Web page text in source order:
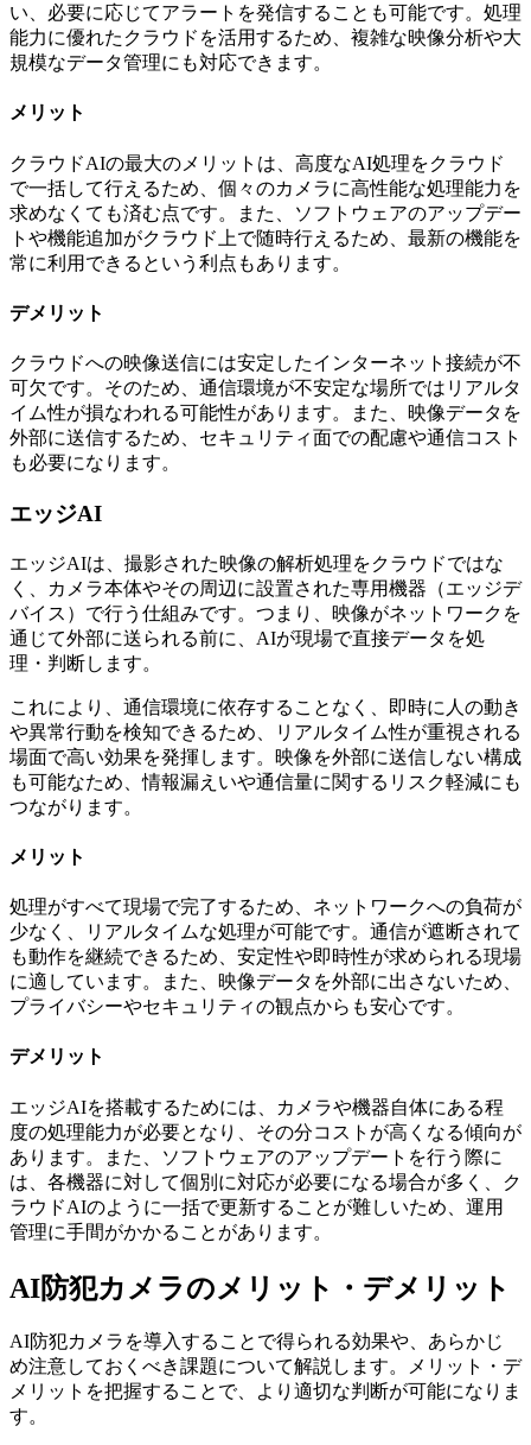
い、必要に応じてアラートを発信することも可能です。処理
能力に優れたクラウドを活用するため、複雑な映像分析や大
規模なデータ管理にも対応できます。
メリット
クラウドAIの最大のメリットは、高度なAI処理をクラウド
で一括して行えるため、個々のカメラに高性能な処理能力を
求めなくても済む点です。また、ソフトウェアのアップデー
トや機能追加がクラウド上で随時行えるため、最新の機能を
常に利用できるという利点もあります。
デメリット
クラウドへの映像送信には安定したインターネット接続が不
可欠です。そのため、通信環境が不安定な場所ではリアルタ
イム性が損なわれる可能性があります。また、映像データを
外部に送信するため、セキュリティ面での配慮や通信コスト
も必要になります。
エッジAI
エッジAIは、撮影された映像の解析処理をクラウドではな
く、カメラ本体やその周辺に設置された専用機器（エッジデ
バイス）で行う仕組みです。つまり、映像がネットワークを
通じて外部に送られる前に、AIが現場で直接データを処
理・判断します。
これにより、通信環境に依存することなく、即時に人の動き
や異常行動を検知できるため、リアルタイム性が重視される
場面で高い効果を発揮します。映像を外部に送信しない構成
も可能なため、情報漏えいや通信量に関するリスク軽減にも
つながります。
メリット
処理がすべて現場で完了するため、ネットワークへの負荷が
少なく、リアルタイムな処理が可能です。通信が遮断されて
も動作を継続できるため、安定性や即時性が求められる現場
に適しています。また、映像データを外部に出さないため、
プライバシーやセキュリティの観点からも安心です。
デメリット
エッジAIを搭載するためには、カメラや機器自体にある程
度の処理能力が必要となり、その分コストが高くなる傾向が
あります。また、ソフトウェアのアップデートを行う際に
は、各機器に対して個別に対応が必要になる場合が多く、ク
ラウドAIのように一括で更新することが難しいため、運用
管理に手間がかかることがあります。
AI防犯カメラのメリット・デメリット
AI防犯カメラを導入することで得られる効果や、あらかじ
め注意しておくべき課題について解説します。メリット・デ
メリットを把握することで、より適切な判断が可能になりま
す。